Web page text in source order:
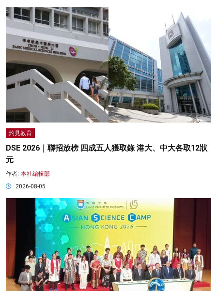
灼見教育
DSE 2026｜聯招放榜 四成五人獲取錄 港大、中大各取12狀
元
作者: 本社編輯部
2026-08-05